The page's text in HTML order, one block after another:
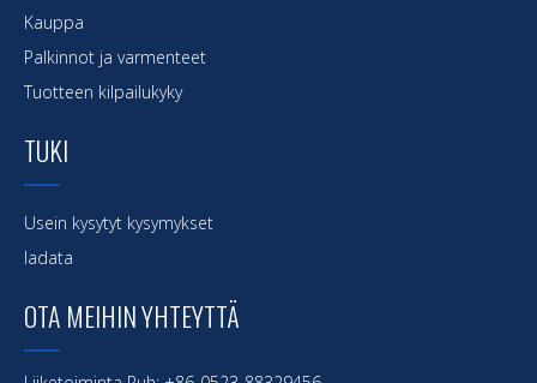
Kauppa
Palkinnot ja varmenteet
Tuotteen kilpailukyky
TUKI
Usein kysytyt kysymykset
ladata
OTA MEIHIN YHTEYTTÄ